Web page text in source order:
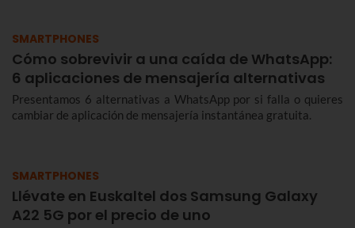
SMARTPHONES
Cómo sobrevivir a una caída de WhatsApp:
6 aplicaciones de mensajería alternativas
Presentamos 6 alternativas a WhatsApp por si falla o quieres
cambiar de aplicación de mensajería instantánea gratuita.
SMARTPHONES
Llévate en Euskaltel dos Samsung Galaxy
A22 5G por el precio de uno